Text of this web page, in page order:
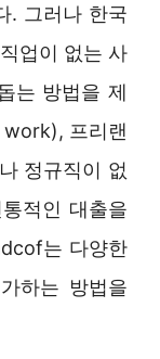
. 그러나 한국
업이 없는 사
는 방법을 제
work), 프리랜
정규직이 없
적인 대출을
는 다양한
하는 방법을